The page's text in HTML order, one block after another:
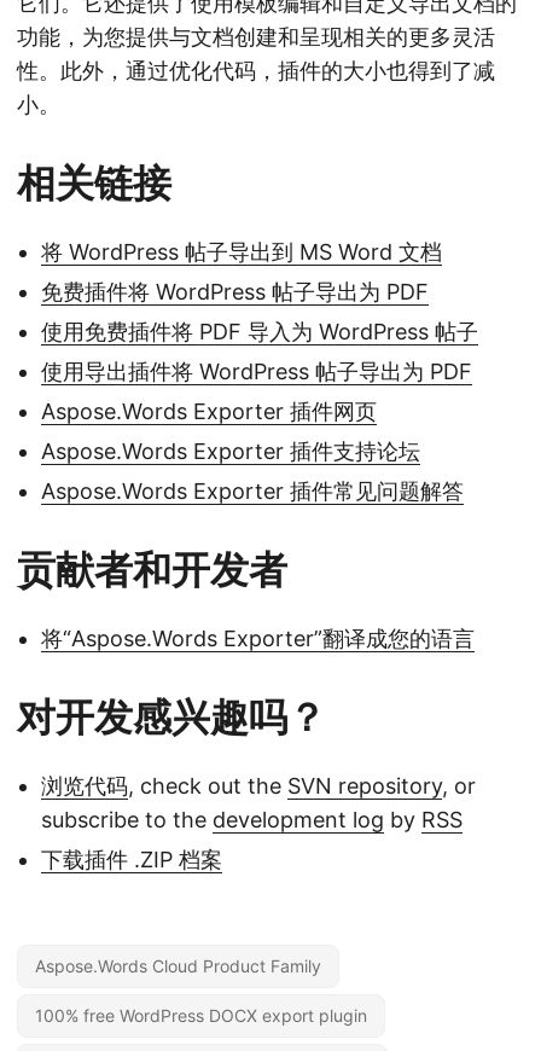
功能，为您提供与文档创建和呈现相关的更多灵活
性。此外，通过优化代码，插件的大小也得到了减
小。
相关链接
将 WordPress 帖子导出到 MS Word 文档
免费插件将 WordPress 帖子导出为 PDF
使用免费插件将 PDF 导入为 WordPress 帖子
使用导出插件将 WordPress 帖子导出为 PDF
Aspose.Words Exporter 插件网页
Aspose.Words Exporter 插件支持论坛
Aspose.Words Exporter 插件常见问题解答
贡献者和开发者
将“Aspose.Words Exporter”翻译成您的语言
对开发感兴趣吗？
浏览代码, check out the SVN repository, or
subscribe to the development log by RSS
下载插件 .ZIP 档案
Aspose.Words Cloud Product Family
100% free WordPress DOCX export plugin